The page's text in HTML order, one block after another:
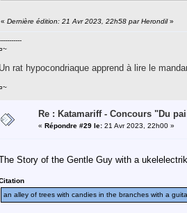
« Dernière édition: 21 Avr 2023, 22h58 par Herondil»
Un rat hypocondriaque apprend à lire le
Re : Katamariff - Concours "Du
« Répondre #29 le: 21 Avr 2023, 22h00 »
Story of the Gentle Guy with a
an alley of trees with candies in the branches with a